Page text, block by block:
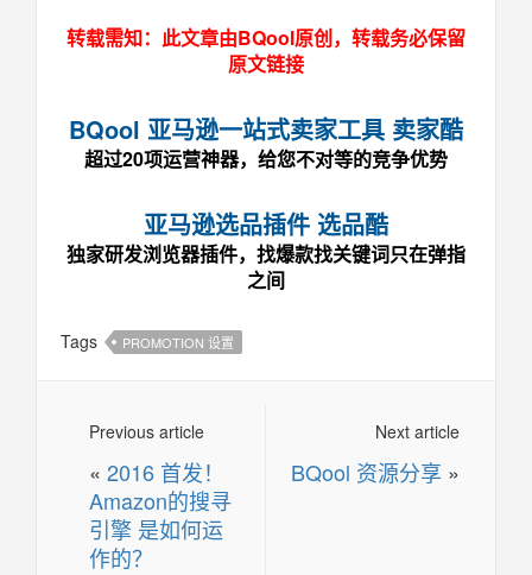
转载需知：此文章由BQool原创，转载务必保留
原文链接
BQool 亚马逊一站式卖家工具 卖家酷
超过20项运营神器，给您不对等的竞争优势
亚马逊选品插件 选品酷
独家研发浏览器插件，找爆款找关键词只在弹指
之间
Tags PROMOTION 设置
Next article
BQool 资源分享 »
Previous article
« 2016 首发！
Amazon的搜寻
引擎 是如何运
作的？